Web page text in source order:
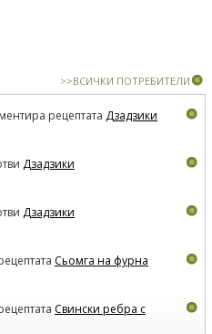
>>ВСИЧКИ ПОТРЕБИТЕЛИ
рецептата Дзадзики
Дзадзики
Дзадзики
Сьомга на фурна
Свински ребра с